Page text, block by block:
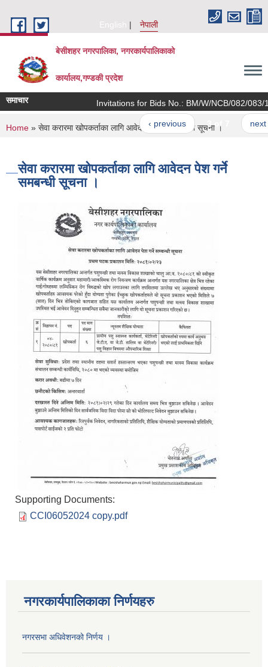
English
नेपाली
बेसीशहर नगरपालिका, नगरकार्यपालिकाको
कार्यालय,गण्डकी प्रदेश
समाचार Invitations for Bids No.: BM/W/NCB/082/083/11
‹ previous 3 of 7 next ›
You are here
Home » सेवा करारमा खोपकर्ताका लागि आवेदन पेश गर्ने समबन्धी सूचना ।
सेवा करारमा खोपकर्ताका लागि आवेदन पेश गर्ने
समबन्धी सूचना ।
Supporting Documents:
CCI06052024 copy.pdf
नगरकार्यपालिकाका निर्णयहरु
नगरसभा अधिवेशनको निर्णय ।